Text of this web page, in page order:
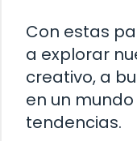
Con estas
a explorar
creativo, a
en un
tendencias.